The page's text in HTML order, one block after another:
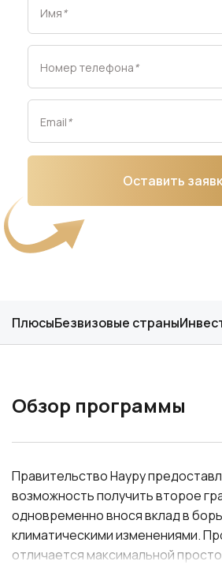
Имя*
Номер телефона*
Email*
Оставить
ПлюсыБезвизовые страны
Обзор программы
Правительство Науру
возможность получить второе
одновременно внося вклад в
климатическими изменениями.
отличается максимальной